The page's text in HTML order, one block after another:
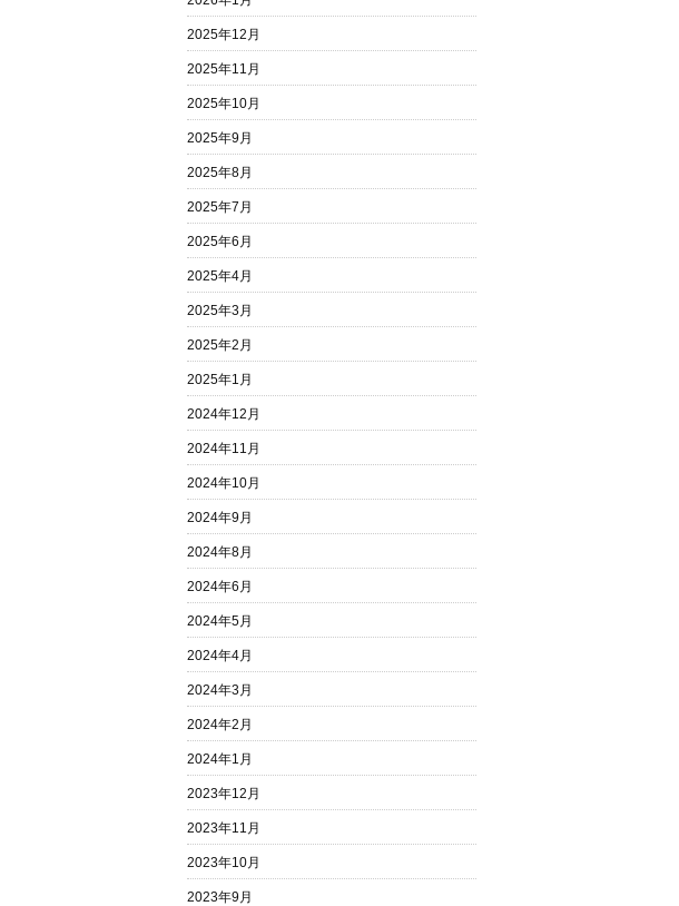
2025年12月
2025年11月
2025年10月
2025年9月
2025年8月
2025年7月
2025年6月
2025年4月
2025年3月
2025年2月
2025年1月
2024年12月
2024年11月
2024年10月
2024年9月
2024年8月
2024年6月
2024年5月
2024年4月
2024年3月
2024年2月
2024年1月
2023年12月
2023年11月
2023年10月
2023年9月